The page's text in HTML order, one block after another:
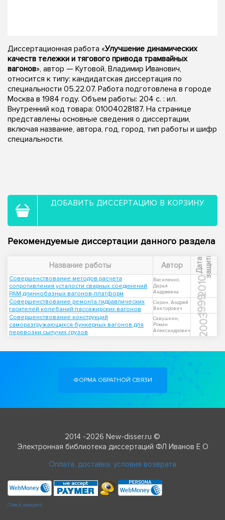
Диссертационная работа «Улучшение динамических
качеств тележки и тягового привода трамвайных
вагонов», автор — Кутовой, Владимир Иванович,
относится к типу: кандидатская диссертация по
специальности 05.22.07. Работа подготовлена в городе
Москва в 1984 году. Объем работы: 204 c. : ил.
Внутренний код товара: 01004028187. На странице
представлены основные сведения о диссертации,
включая название, автора, год, город, тип работы и шифр
специальности.
ДОБАВИТЬ ДИССЕРТАЦИЮ В КОРЗИНУ
Рекомендуемые диссертации данного раздела
Название работы Автор Д
а
т
а
з
а
щ
и
т ы
Совершенствование методов расчета
сопротивления усталости сварных соединений
РАМ длиннобазных вагонов-платформ
Василенко,
Дарья
Андреевна
2010
Совершенствование ремонта гидравлических
гасителей колебаний пассажирских вагонов
Сирин, Андрей
Викторович
1999
Совершенствование конструкций
саморазгружающихся бункерных вагонов для
перевозки сыпучих грузов
Савушкин,
Роман
Александрович
2003
ФОРМА ОБРАТНОЙ СВЯЗИ
2014 -2026 New-disser.ru ©
Электронная библиотека диссертаций ФЛ Иванов Е О
Оплата, доставка, условия возврата
Check passport